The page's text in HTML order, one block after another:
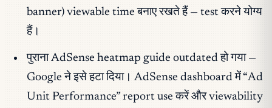
banner) viewable time बनाए रखते हैं — test करने योग्य
हैं।
पुराना AdSense heatmap guide outdated हो गया —
Google ने इसे हटा दिया। AdSense dashboard में “Ad
Unit Performance” report use करें और viewability